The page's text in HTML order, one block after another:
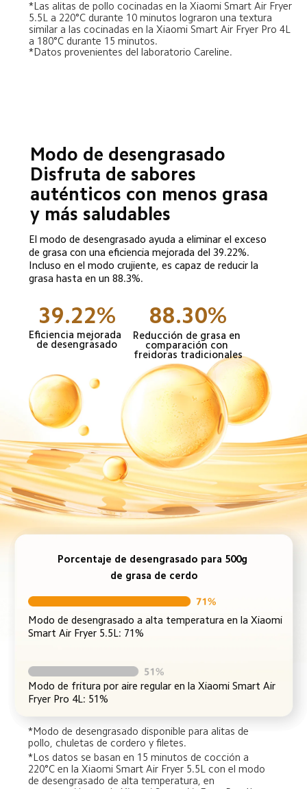
*Las alitas de pollo cocinadas en la Xiaomi Smart Air Fryer
5.5L a 220°C durante 10 minutos lograron una textura
similar a las cocinadas en la Xiaomi Smart Air Fryer Pro 4L
a 180°C durante 15 minutos.
*Datos provenientes del laboratorio Careline.
Modo de desengrasado
Disfruta de sabores
auténticos con menos grasa
y más saludables
El modo de desengrasado ayuda a eliminar el exceso
de grasa con una eficiencia mejorada del 39.22%.
Incluso en el modo crujiente, es capaz de reducir la
grasa hasta en un 88.3%.
39.22%
Eficiencia mejorada
de desengrasado
88.30%
Reducción de grasa en
comparación con
freidoras tradicionales
Porcentaje de desengrasado para 500g
de grasa de cerdo
Modo de desengrasado a alta temperatura en la Xiaomi
Smart Air Fryer 5.5L: 71%
Modo de fritura por aire regular en la Xiaomi Smart Air
Fryer Pro 4L: 51%
*Modo de desengrasado disponible para alitas de
pollo, chuletas de cordero y filetes.
*Los datos se basan en 15 minutos de cocción a
220°C en la Xiaomi Smart Air Fryer 5.5L con el modo
de desengrasado de alta temperatura, en